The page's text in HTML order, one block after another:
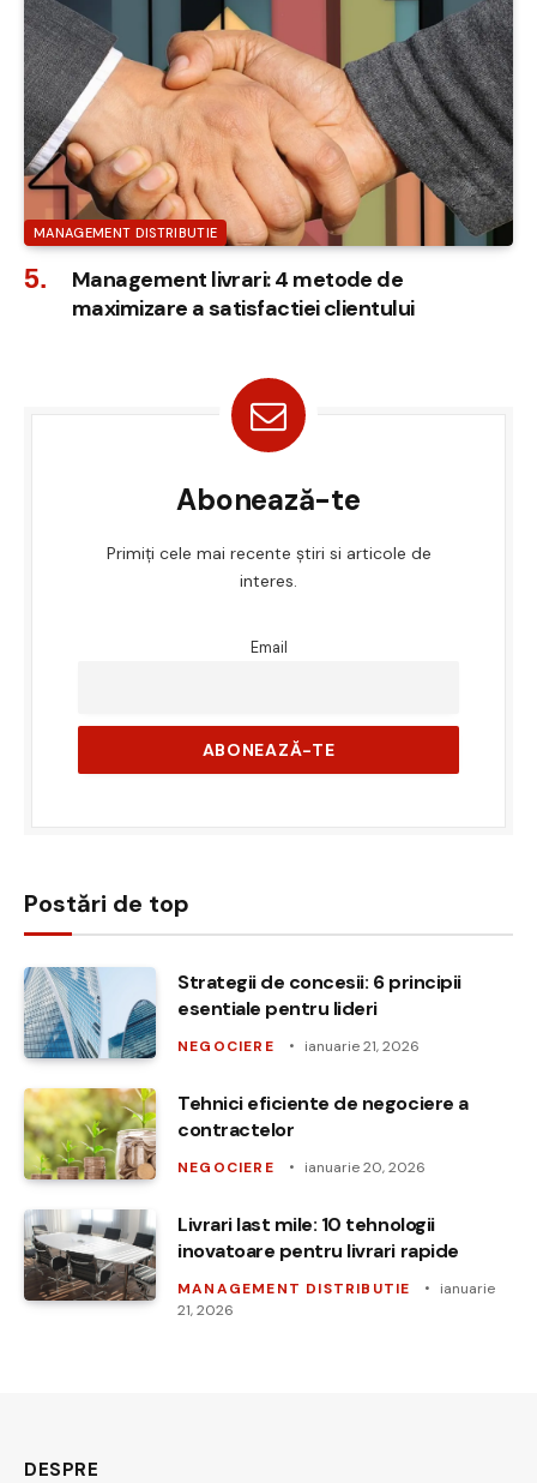
MANAGEMENT DISTRIBUTIE
Management livrari: 4 metode de
maximizare a satisfactiei clientului
Abonează-te
Primiți cele mai recente știri si articole de
interes.
Email
Postări de top
Strategii de concesii: 6 principii
esentiale pentru lideri
NEGOCIERE ianuarie 21, 2026
Tehnici eficiente de negociere a
contractelor
NEGOCIERE ianuarie 20, 2026
Livrari last mile: 10 tehnologii
inovatoare pentru livrari rapide
MANAGEMENT DISTRIBUTIE
ianuarie
21, 2026
DESPRE